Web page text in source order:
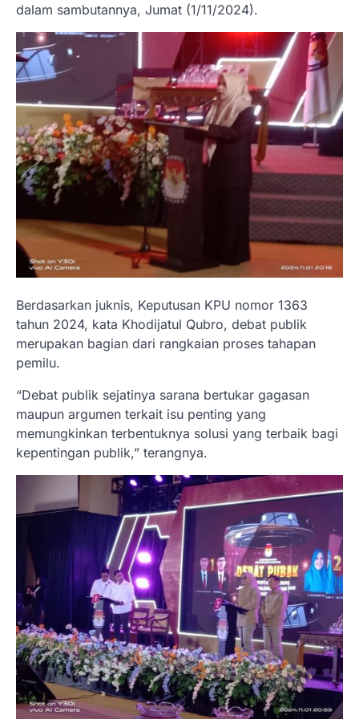
dalam sambutannya, Jumat (1/11/2024).
Berdasarkan juknis, Keputusan KPU nomor 1363
tahun 2024, kata Khodijatul Qubro, debat publik
merupakan bagian dari rangkaian proses tahapan
pemilu.
“Debat publik sejatinya sarana bertukar gagasan
maupun argumen terkait isu penting yang
memungkinkan terbentuknya solusi yang terbaik bagi
kepentingan publik,” terangnya.